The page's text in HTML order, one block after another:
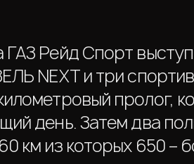
Рейд Спорт
NEXT и три
пролог,
день. Затем два
км из которых 650 –